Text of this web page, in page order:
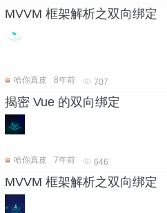
MVVM 框架解析之双向绑定
哈你真皮
8年前 707
揭密 Vue 的双向绑定
哈你真皮
7年前 646
MVVM 框架解析之双向绑定